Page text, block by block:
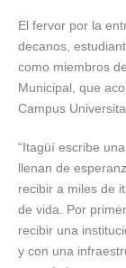
El fervor por la
decanos,
como miembros
Municipal, que
Campus
“Itagüí escribe
llenan de
recibir a miles de
de vida. Por
recibir una
y con una